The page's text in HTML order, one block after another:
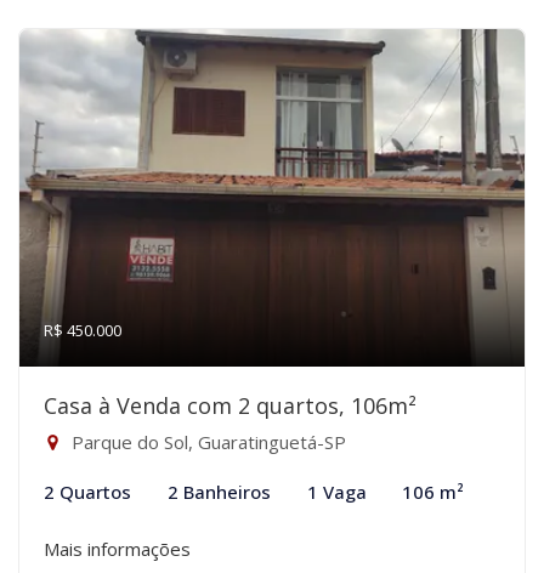
R$ 450.000
Casa à Venda com 2 quartos, 106m²
Parque do Sol, Guaratinguetá-SP
2 Quartos 2 Banheiros 1 Vaga 106 m²
Mais informações